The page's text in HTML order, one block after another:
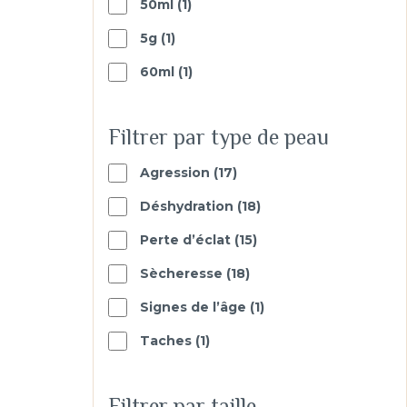
50ml 11
5g 11
60ml 11
Filtrer par type de peau
Agression 1717
Déshydration
1818
Perte d’éclat 1515
Sècheresse
1818
Signes de l’âge
11
Taches 11